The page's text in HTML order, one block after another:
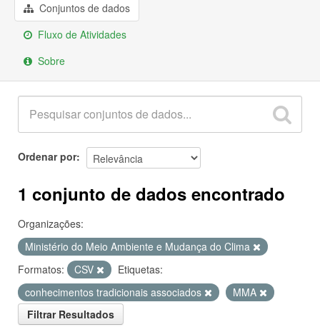
SobreConjuntos de dados
Fluxo de Atividades
Sobre
Ordenar por
1 conjunto de dados encontrado
Organizações:
Ministério do Meio Ambiente e Mudança do Clima
Formatos:
CSV
Etiquetas:
conhecimentos tradicionais associados
MMA
Filtrar Resultados